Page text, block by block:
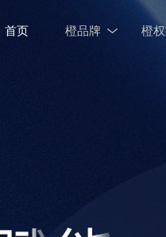
首页 橙品牌 橙